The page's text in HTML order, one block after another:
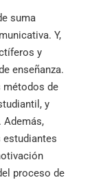
suma
Y,
y
enseñanza.
métodos de
y
estudiantes
proceso de